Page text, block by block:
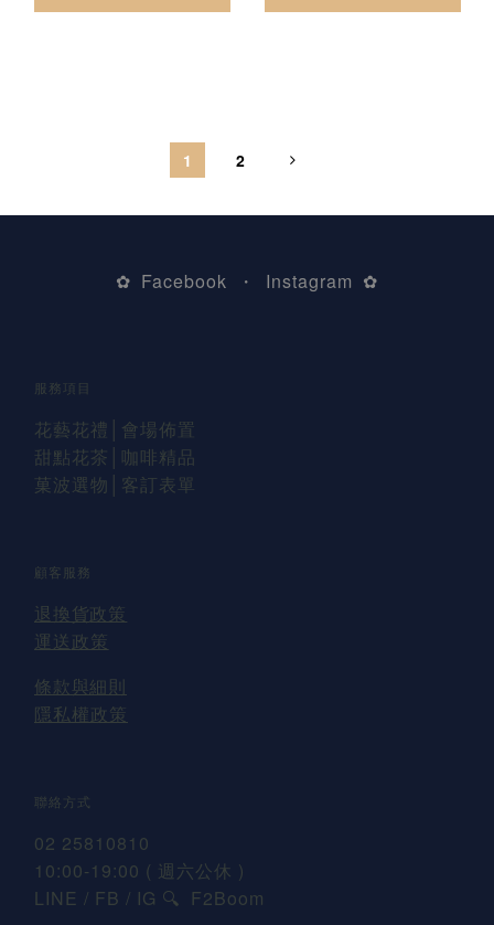
1 2
✿ Facebook ・ Instagram ✿
服務項目
花藝花禮
│會場佈置
甜點花茶│咖啡精品
菓波選物
客訂表單
顧客服務
退換貨政策
運送 政策
條款與細則
隱私權政策
聯絡方式
02 25810810
10:00-19:00 ( 週六公休 )
LINE / FB / IG 🔍 F2Boom